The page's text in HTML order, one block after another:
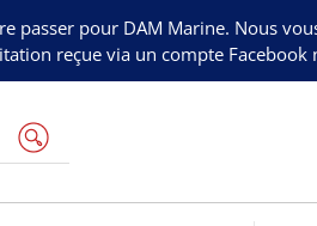
passer pour DAM Marine. Nous
reçue via un compte Facebook